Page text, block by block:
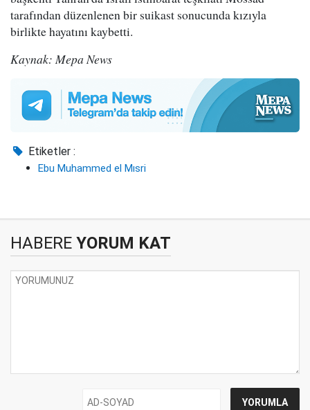
tarafından düzenlenen bir suikast sonucunda kızıyla
birlikte hayatını kaybetti.
Kaynak: Mepa News
Etiketler :
Ebu Muhammed el Mısri
HABERE YORUM KAT